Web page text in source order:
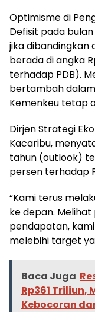
Optimisme di
Defisit pada
jika dibandingkan
berada di angka
terhadap PDB).
bertambah
Kemenkeu tetap
Dirjen Strategi
Kacaribu,
tahun (outlook)
persen terhadap
“Kami terus
ke depan.
pendapatan,
melebihi target
Baca Juga
Rp361 Triliun,
Kebocoran